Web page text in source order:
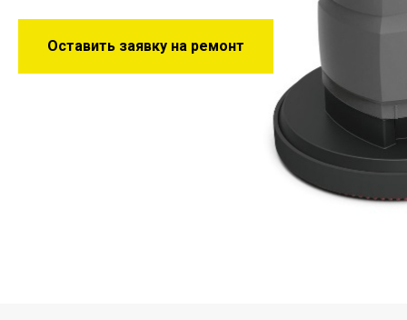
Оставить заявку на ремонт